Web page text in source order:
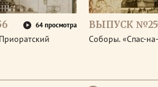
64 просмотра ВЫПУСК
Соборы. «Спас-